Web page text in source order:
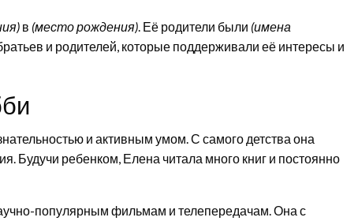
в (место рождения). Её родители были (имена
и родителей, которые поддерживали её интересы и
и активным умом. С самого детства она
Будучи ребенком, Елена читала много книг и постоянно
популярным фильмам и телепередачам. Она с